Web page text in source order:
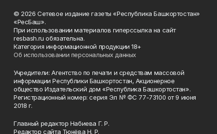
© 2026 Сетевое издание газеты «Республика Башкортостан»
«РесБаш».
При использовании материалов гиперссылка на сайт
resbash.ru обязательна.
Категория информационной продукции 18+
Об использовании персональных данных
Учредители: Агентство по печати и средствам массовой
информации Республики Башкортостан, Акционерное
общество Издательский дом «Республика Башкортостан».
Регистрационный номер: серия Эл № ФС 77-73100 от 9 июня
2018 г.
Главный редактор Набиева Г. Р.
Редактор сайта Тюнёва Н. Р.